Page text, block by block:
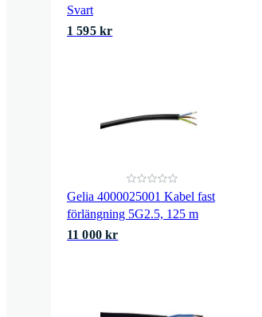
Svart
1 595 kr
Gelia 4000025001 Kabel fast
förlängning 5G2.5, 125 m
11 000 kr